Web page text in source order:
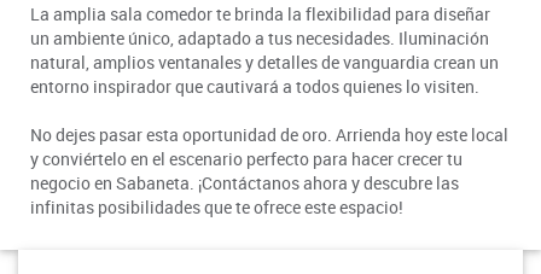
La amplia sala comedor te brinda la flexibilidad para diseñar
un ambiente único, adaptado a tus necesidades. Iluminación
natural, amplios ventanales y detalles de vanguardia crean un
entorno inspirador que cautivará a todos quienes lo visiten.
No dejes pasar esta oportunidad de oro. Arrienda hoy este local
y conviértelo en el escenario perfecto para hacer crecer tu
negocio en Sabaneta. ¡Contáctanos ahora y descubre las
infinitas posibilidades que te ofrece este espacio!